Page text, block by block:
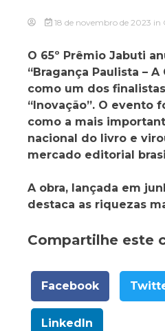
18 de novembro de 2023 in
O 65º Prêmio Jabuti
“Bragança Paulista –
como um dos
“Inovação”. O evento
como a mais
nacional do livro e
mercado editorial
A obra, lançada em
destaca as riquezas
Compartilhe este
Facebook
LinkedIn